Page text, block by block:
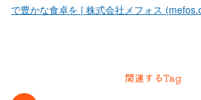
で豊かな食卓を | 株式会社メフォス
関連するTag